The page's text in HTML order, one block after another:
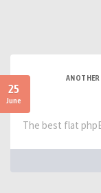
25
June
ANOTHER
The best flat